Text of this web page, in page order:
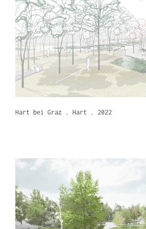
Hart bei Graz . Hart . 2022